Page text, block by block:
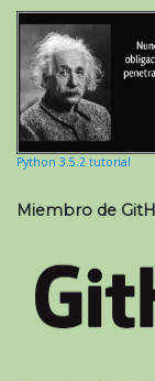
Python 3.5.2 tutorial
Miembro de